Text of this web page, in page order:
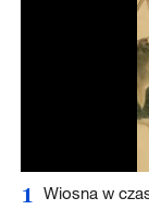
1 Wiosna w